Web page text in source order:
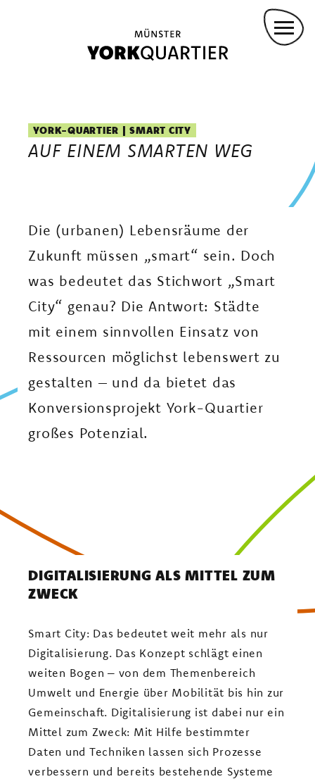
PROJEKTBETEILIGTE
ANMIETUNG FÜR VERANSTALTUNGEN
KONVOY-STÜTZPUNKT
GREMMENDORF ZENTRUM
YORKPARK
PANZERHALLEN
VIELFALT LEBEN
WOHNEN IM EIGENEN HAUS
AM LANDSCHAFTSPARK YORK
YORK-QUARTIER | SMART CITY
AUF EINEM SMARTEN WEG
Die (urbanen) Lebensräume der
Zukunft müssen „smart“ sein. Doch
was bedeutet das Stichwort „Smart
City“ genau? Die Antwort: Städte
mit einem sinnvollen Einsatz von
Ressourcen möglichst lebenswert zu
gestalten – und da bietet das
Konversionsprojekt York-Quartier
großes Potenzial.
DIGITALISIERUNG ALS MITTEL ZUM
ZWECK
Smart City: Das bedeutet weit mehr als nur
Digitalisierung. Das Konzept schlägt einen
weiten Bogen – von dem Themenbereich
Umwelt und Energie über Mobilität bis hin zur
Gemeinschaft. Digitalisierung ist dabei nur ein
Mittel zum Zweck: Mit Hilfe bestimmter
Daten und Techniken lassen sich Prozesse
verbessern und bereits bestehende Systeme